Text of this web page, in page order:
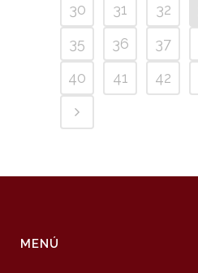
30
31 32
35
36 37
40
41 42
MENÚ